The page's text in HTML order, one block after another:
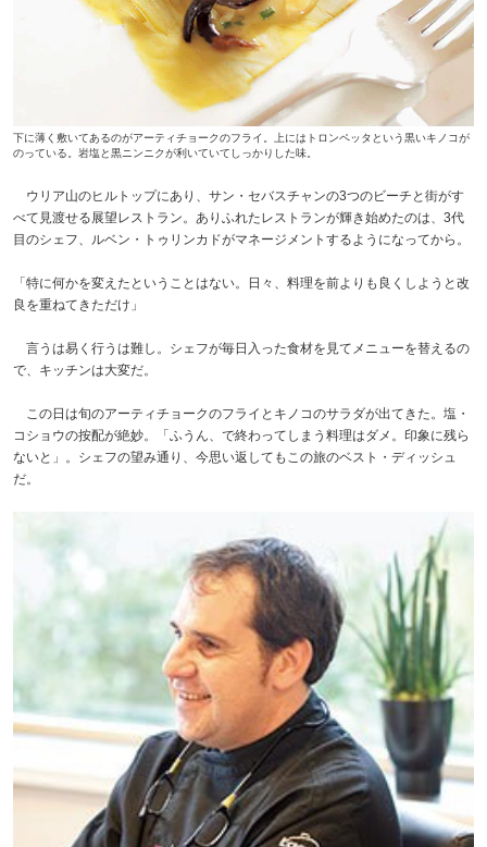
下に薄く敷いてあるのがアーティチョークのフライ。上にはトロンペッタという黒いキノコが
のっている。岩塩と黒ニンニクが利いていてしっかりした味。
ウリア山のヒルトップにあり、サン・セバスチャンの3つのビーチと街がす
べて見渡せる展望レストラン。ありふれたレストランが輝き始めたのは、3代
目のシェフ、ルベン・トゥリンカドがマネージメントするようになってから。
「特に何かを変えたということはない。日々、料理を前よりも良くしようと改
良を重ねてきただけ」
言うは易く行うは難し。シェフが毎日入った食材を見てメニューを替えるの
で、キッチンは大変だ。
この日は旬のアーティチョークのフライとキノコのサラダが出てきた。塩・
コショウの按配が絶妙。「ふうん、で終わってしまう料理はダメ。印象に残ら
ないと」。シェフの望み通り、今思い返してもこの旅のベスト・ディッシュ
だ。